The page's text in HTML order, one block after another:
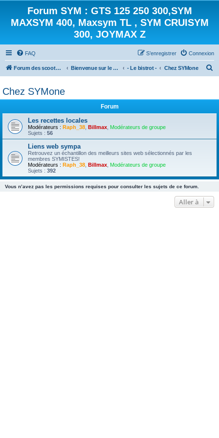
Forum SYM : GTS 125 250 300,SYM
MAXSYM 400, Maxsym TL , SYM CRUISYM
300, JOYMAX Z
FAQ Connexion
S’enregistrer
Forum des scooters SYM - GTS -MAXSYM - CRUISYM - JOYMAX - Maxsym TL Bienvenue sur le forum des scooters de la gamme SYM - Le bistrot - Chez SYMone
e
c
Chez SYMone
Forum
Les recettes locales
Modérateurs : Raph_38 Billmax Modérateurs de groupe
Sujets : 56
Liens web sympa
Retrouvez un échantillon des meilleurs sites web sélectionnés par les
membres SYMISTES!
Modérateurs : Raph_38 Billmax Modérateurs de groupe
Sujets : 392
Vous n’avez pas les permissions requises pour consulter les sujets de ce forum.
Aller à